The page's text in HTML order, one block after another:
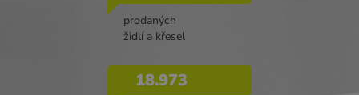
prodaných
židlí a křesel
18.973